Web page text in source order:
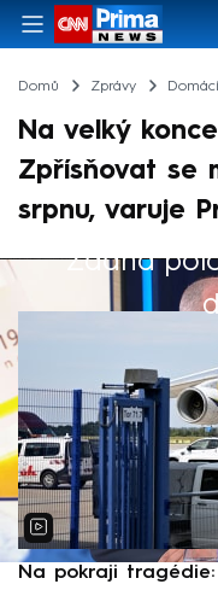
Domů Zprávy Domácí
Na velký
Zpřísňovat se
srpnu, varuje
Žádná
Výběr redakce
Na pokraji